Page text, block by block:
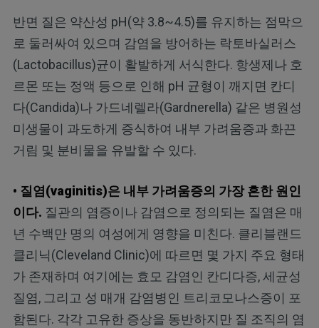
반면 질은 약산성 pH(약 3.8~4.5)를 유지하는 점막으
로 둘러싸여 있으며 감염을 방어하는 락토바실러스
(Lactobacillus)균이 활발하게 서식한다. 항생제나 호
르몬 또는 정액 등으로 인해 pH 균형이 깨지면 칸디
다(Candida)나 가드네렐라(Gardnerella) 같은 병원성
미생물이 과도하게 증식하여 내부 가려움증과 화끈
거림 및 분비물을 유발할 수 있다.
• 질염(vaginitis)은 내부 가려움증의 가장 흔한 원인
이다. 질관의 염증이나 감염으로 정의되는 질염은 매
년 수백만 명의 여성에게 영향을 미친다. 클리블랜드
클리닉(Cleveland Clinic)에 따르면 몇 가지 주요 형태
가 존재하며 여기에는 효모 감염인 칸디다증, 세균성
질염, 그리고 성 매개 감염병인 트리코모나스증이 포
함된다. 각각 고유한 증상을 동반하지만 질 조직의 염